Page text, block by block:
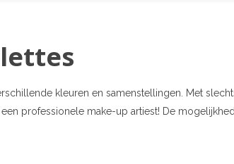
kleuren en samenstellingen. Met
professionele make-up artiest! De